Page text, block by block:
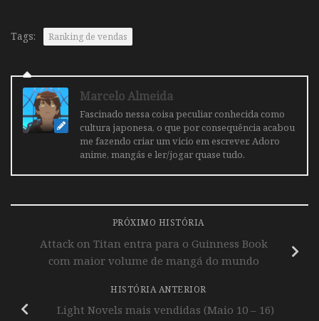
Tags: Ranking de vendas
Marcelo Almeida
Fascinado nessa coisa peculiar conhecida como
cultura japonesa, o que por consequência acabou
me fazendo criar um vicio em escrever. Adoro
anime, mangás e ler/jogar quase tudo.
PRÓXIMO HISTÓRIA
Attack on Titan entra para o Guinness Book
com maior volume de mangá do mundo
HISTÓRIA ANTERIOR
Light Novels mais vendidas (Maio 10 – 16)